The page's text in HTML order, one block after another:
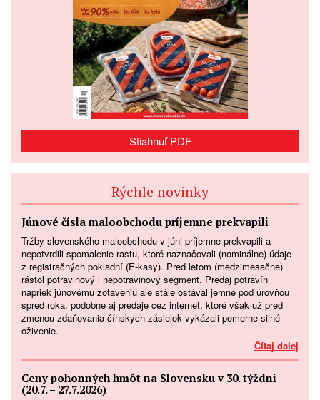
Stiahnuť PDF
Rýchle novinky
Júnové čísla maloobchodu príjemne prekvapili
Tržby slovenského maloobchodu v júni príjemne prekvapili a
nepotvrdili spomalenie rastu, ktoré naznačovali (nominálne) údaje
z registračných pokladní (E-kasy). Pred letom (medzimesačne)
rástol potravinový i nepotravinový segment. Predaj potravín
napriek júnovému zotaveniu ale stále ostával jemne pod úrovňou
spred roka, podobne aj predaje cez internet, ktoré však už pred
zmenou zdaňovania čínskych zásielok vykázali pomerne silné
oživenie.
Čítaj dalej
Ceny pohonných hmôt na Slovensku v 30. týždni
(20.7. – 27.7.2026)